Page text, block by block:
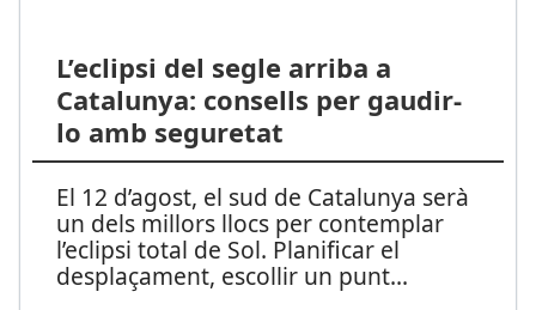
L’eclipsi del segle arriba a
Catalunya: consells per gaudir-
lo amb seguretat
El 12 d’agost, el sud de Catalunya serà
un dels millors llocs per contemplar
l’eclipsi total de Sol. Planificar el
desplaçament, escollir un punt...